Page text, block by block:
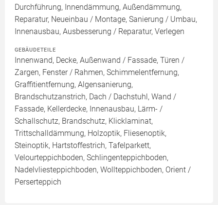
Durchführung, Innendämmung, Außendämmung,
Reparatur, Neueinbau / Montage, Sanierung / Umbau,
Innenausbau, Ausbesserung / Reparatur, Verlegen
GEBÄUDETEILE
Innenwand, Decke, Außenwand / Fassade, Türen /
Zargen, Fenster / Rahmen, Schimmelentfernung,
Graffitientfernung, Algensanierung,
Brandschutzanstrich, Dach / Dachstuhl, Wand /
Fassade, Kellerdecke, Innenausbau, Lärm- /
Schallschutz, Brandschutz, Klicklaminat,
Trittschalldämmung, Holzoptik, Fliesenoptik,
Steinoptik, Hartstoffestrich, Tafelparkett,
Velourteppichboden, Schlingenteppichboden,
Nadelvliesteppichboden, Wollteppichboden, Orient /
Perserteppich